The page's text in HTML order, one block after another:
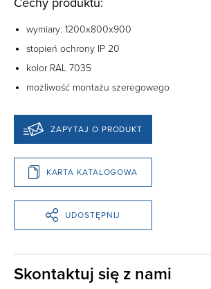
wymiary: 1200x800x900
stopień ochrony IP 20
kolor RAL 7035
możliwość montażu szeregowego
ZAPYTAJ O PRODUKT
KARTA KATALOGOWA
UDOSTĘPNIJ
Skontaktuj się z nami